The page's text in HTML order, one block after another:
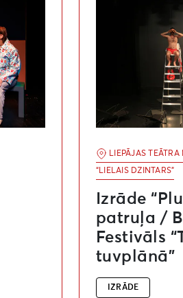
LIEPĀJAS
“LIELAIS DZINTARS”
Izrāde
patruļa /
Festivāls
tuvplānā”
IZRĀDE